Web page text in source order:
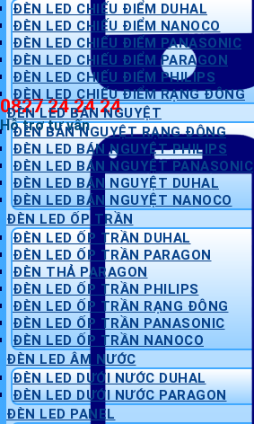
0827 24 24 24
Hỗ trợ tư vấn
ĐÈN LED CHIẾU ĐIỂM DUHAL
ĐÈN LED CHIẾU ĐIỂM NANOCO
ĐÈN LED CHIẾU ĐIỂM PANASONIC
ĐÈN LED CHIẾU ĐIỂM PARAGON
ĐÈN LED CHIẾU ĐIỂM PHILIPS
ĐÈN LED CHIẾU ĐIỂM RẠNG ĐÔNG
ĐÈN LED BÁN NGUYỆT
ĐÈN BÁN NGUYỆT RẠNG ĐÔNG
ĐÈN LED BÁN NGUYỆT PHILIPS
ĐÈN LED BÁN NGUYỆT PANASONIC
ĐÈN LED BÁN NGUYỆT DUHAL
ĐÈN LED BÁN NGUYỆT NANOCO
ĐÈN LED ỐP TRẦN
ĐÈN LED ỐP TRẦN DUHAL
ĐÈN LED ỐP TRẦN PARAGON
ĐÈN THẢ PARAGON
ĐÈN LED ỐP TRẦN PHILIPS
ĐÈN LED ỐP TRẦN RẠNG ĐÔNG
ĐÈN LED ỐP TRẦN PANASONIC
ĐÈN LED ỐP TRẦN NANOCO
ĐÈN LED ÂM NƯỚC
ĐÈN LED DƯỚI NƯỚC DUHAL
ĐÈN LED DƯỚI NƯỚC PARAGON
ĐÈN LED PANEL